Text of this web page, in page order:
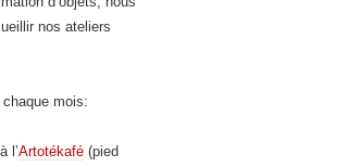
nos ateliers
mois:
l’Artotékafé (pied